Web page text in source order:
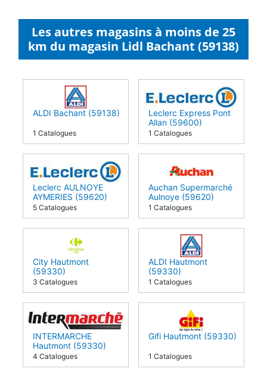
Les autres magasins à moins de 25
km du magasin Lidl Bachant (59138)
ALDI Bachant (59138)
1 Catalogues
Leclerc Express Pont
Allan (59600)
1 Catalogues
Leclerc AULNOYE
AYMERIES (59620)
5 Catalogues
Auchan Supermarché
Aulnoye (59620)
1 Catalogues
City Hautmont
(59330)
3 Catalogues
ALDI Hautmont
(59330)
1 Catalogues
INTERMARCHE
Hautmont (59330)
4 Catalogues
Gifi Hautmont (59330)
1 Catalogues